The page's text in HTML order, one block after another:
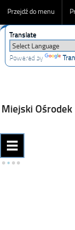
Translate
Powered by
Przejdź do menu
Przejdź do wyszukiwarki
Miejski Ośrodek